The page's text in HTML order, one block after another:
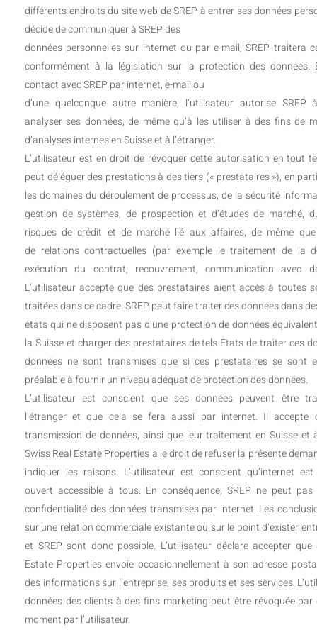
différents endroits du site web de SREP à entrer ses données
décide de communiquer à SREP des
données personnelles sur internet ou par e-mail, SREP traitera
conformément à la législation sur la protection des données.
contact avec SREP par internet, e-mail ou
d’une quelconque autre manière, l’utilisateur autorise
analyser ses données, de même qu’à les utiliser à des fins de
d’analyses internes en Suisse et à l’étranger.
L’utilisateur est en droit de révoquer cette autorisation en tout
peut déléguer des prestations à des tiers (« prestataires »), en
les domaines du déroulement de processus, de la sécurité
gestion de systèmes, de prospection et d’études de marché,
risques de crédit et de marché lié aux affaires, de même
de relations contractuelles (par exemple le traitement de la
exécution du contrat, recouvrement, communication avec
L’utilisateur accepte que des prestataires aient accès à toutes
traitées dans ce cadre. SREP peut faire traiter ces données dans
états qui ne disposent pas d’une protection de données
la Suisse et charger des prestataires de tels Etats de traiter ces
données ne sont transmises que si ces prestataires se sont
préalable à fournir un niveau adéquat de protection des données.
L’utilisateur est conscient que ses données peuvent être
l’étranger et que cela se fera aussi par internet. Il accepte
transmission de données, ainsi que leur traitement en Suisse et
Swiss Real Estate Properties a le droit de refuser la présente
indiquer les raisons. L’utilisateur est conscient qu’internet
ouvert accessible à tous. En conséquence, SREP ne peut
confidentialité des données transmises par internet. Les
sur une relation commerciale existante ou sur le point d’exister
et SREP sont donc possible. L’utilisateur déclare accepter que
Estate Properties envoie occasionnellement à son adresse
des informations sur l’entreprise, ses produits et ses services.
données des clients à des fins marketing peut être révoquée
moment par l’utilisateur.